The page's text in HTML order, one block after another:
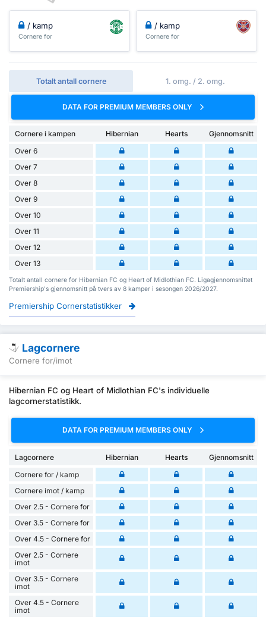
/ kamp
Cornere for
/ kamp
Cornere for
Totalt antall cornere 1. omg. / 2. omg.
DATA FOR PREMIUM MEMBERS ONLY
Cornere i kampen Hibernian Hearts
Gjennomsnitt
Over 6
Over 7
Over 8
Over 9
Over 10
Over 11
Over 12
Over 13
Totalt antall cornere for Hibernian FC og Heart of Midlothian FC. Ligagjennomsnittet
Premiership's gjennomsnitt på tvers av 8 kamper i sesongen 2026/2027.
Premiership Cornerstatistikker
Lagcornere
Cornere for/imot
Hibernian FC og Heart of Midlothian FC's individuelle
lagcornerstatistikk.
DATA FOR PREMIUM MEMBERS ONLY
Lagcornere Hibernian Hearts
Gjennomsnitt
Cornere for / kamp
Cornere imot / kamp
Over 2.5 - Cornere for
Over 3.5 - Cornere for
Over 4.5 - Cornere for
Over 2.5 - Cornere
imot
Over 3.5 - Cornere
imot
Over 4.5 - Cornere
imot